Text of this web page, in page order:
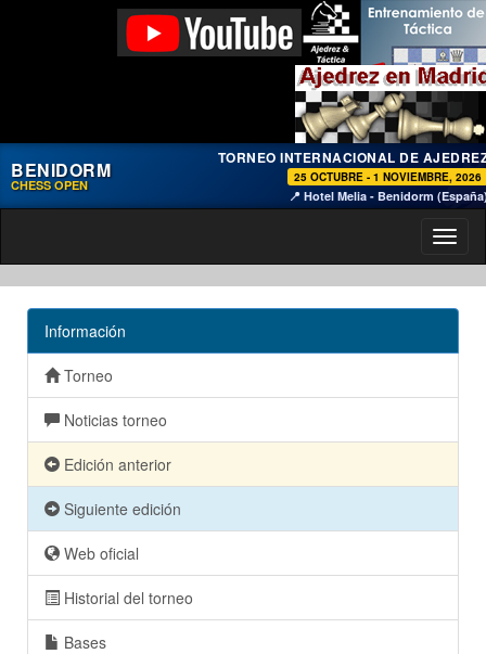
BENIDORM
CHESS OPEN
TORNEO INTERNACIONAL DE
25 OCTUBRE - 1 NOVIEMBRE, 2026
📍 Hotel Melia - Benidorm
Información
Torneo
Noticias torneo
Edición anterior
Siguiente edición
Web oficial
Historial del torneo
Bases